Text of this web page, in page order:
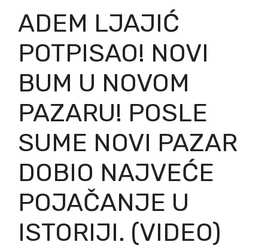
ADEM LJAJIĆ
POTPISAO! NOVI
BUM U NOVOM
PAZARU! POSLE
SUME NOVI PAZAR
DOBIO NAJVEĆE
POJAČANJE U
ISTORIJI. (VIDEO)